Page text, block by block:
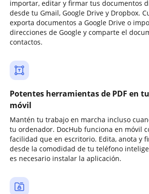
importar, editar y firmar tus documentos
desde tu Gmail, Google Drive y Dropbox.
exporta documentos a Google Drive o
direcciones de Google y comparte el
contactos.
Potentes herramientas de PDF en
móvil
Mantén tu trabajo en marcha incluso
tu ordenador. DocHub funciona en móvil
facilidad que en escritorio. Edita, anota y
desde la comodidad de tu teléfono
es necesario instalar la aplicación.